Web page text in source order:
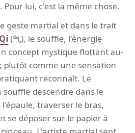
lui, c'est la même chose.
geste martial et dans le trait
(气), le souffle, l'énergie
concept mystique flottant au-
plutôt comme une sensation
reconnaît. Le
descendre dans le
traverser le bras,
se déposer sur le papier à